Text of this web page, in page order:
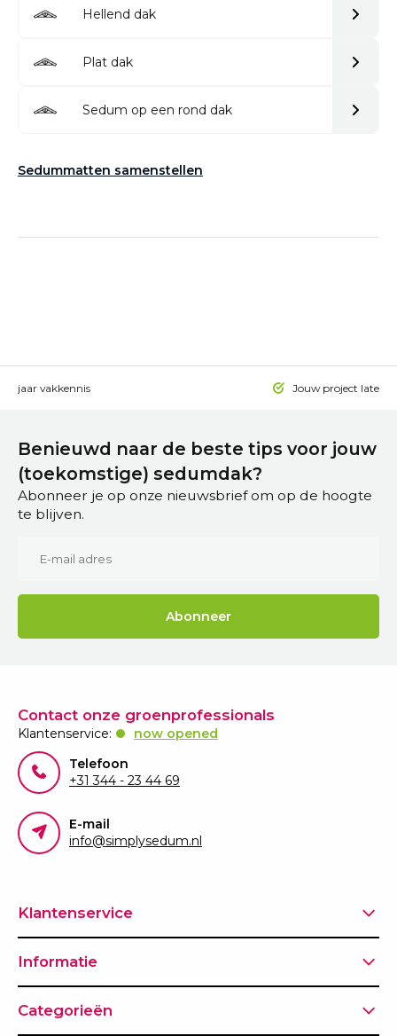
Hellend dak
Plat dak
Sedum op een rond dak
Sedummatten samenstellen
15 jaar vakkennis Jouw project laten
Benieuwd naar de beste tips voor jouw
(toekomstige) sedumdak?
Abonneer je op onze nieuwsbrief om op de hoogte
te blijven.
Abonneer
Contact onze groenprofessionals
Klantenservice:
now opened
Telefoon
+31 344 - 23 44 69
E-mail
info@simplysedum.nl
Klantenservice
Informatie
Categorieën